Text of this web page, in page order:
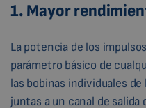
1. Mayor
La potencia de los
parámetro básico de
las bobinas individuales
juntas a un canal de